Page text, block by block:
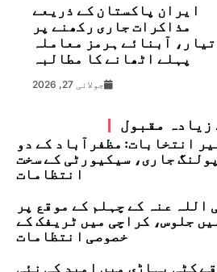
ایران پاکستان کے ذریعے
مذاکرات جاری رکھنے پر
تیار، آبنائے ہرمز معاملہ
پہلے اٹھانے کا مطالبہ
جولائی 27, 2026
زیادہ مقبول
انتخابات: مظفرآباد کے دو
جاری، سیکیورٹی کے سخت
انتظامات
اللہ عنہ کے چہلم کے موقع پر
جلوس، کراچی میں ٹریفک کے
خصوصی انتظامات
کٹی پہاڑی میں امید کی نئی